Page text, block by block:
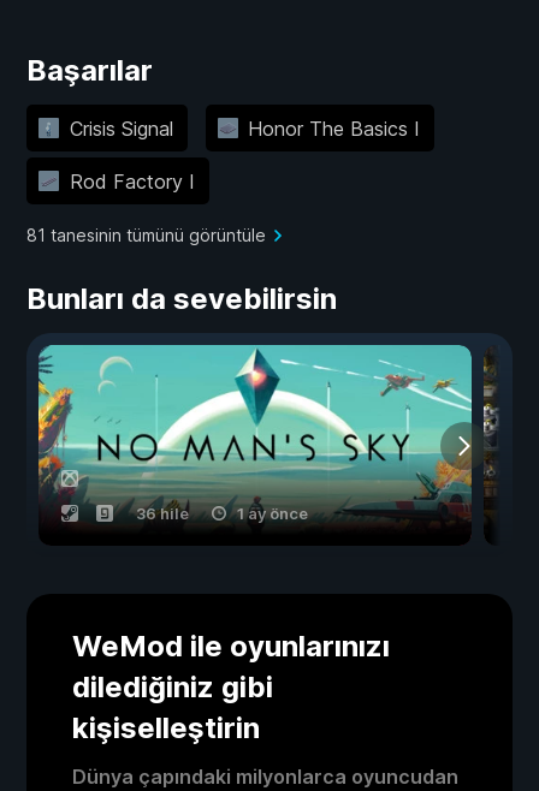
Başarılar
Crisis Signal Honor The Basics I
Rod Factory I
81 tanesinin tümünü görüntüle
Bunları da sevebilirsin
36 hile 1 ay önce
WeMod ile oyunlarınızı
dilediğiniz gibi
kişiselleştirin
Dünya çapındaki milyonlarca oyuncudan